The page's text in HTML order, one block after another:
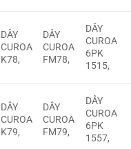
DÂY
CUROA
K78,
DÂY
CUROA
FM78,
DÂY
CUROA
6PK
1515,
DÂY
CUROA
K79,
DÂY
CUROA
FM79,
DÂY
CUROA
6PK
1557,